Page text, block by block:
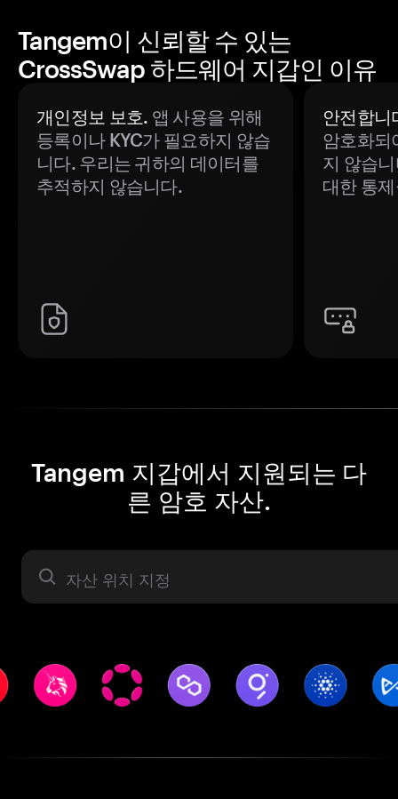
Tangem이 신뢰할 수 있는
CrossSwap 하드웨어 지갑인 이유
개인정보 보호. 앱 사용을 위해
등록이나 KYC가 필요하지 않습
니다. 우리는 귀하의 데이터를
추적하지 않습니다.
안전합니
암호화되
지 않습
대한 통
Tangem 지갑에서 지원되는 다
른 암호 자산.
자산 라벨